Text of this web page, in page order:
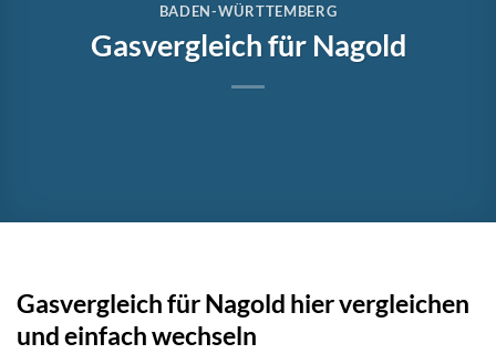
BADEN-WÜRTTEMBERG
Gasvergleich für Nagold
Gasvergleich für Nagold hier vergleichen
und einfach wechseln